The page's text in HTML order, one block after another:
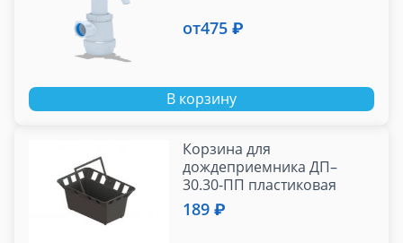
от475 ₽
В корзину
Корзина для
дождеприемника ДП–
30.30-ПП пластиковая
189 ₽